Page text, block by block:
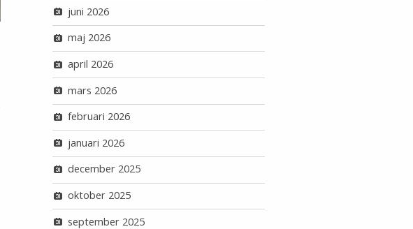
juni 2026
maj 2026
april 2026
mars 2026
februari 2026
januari 2026
december 2025
oktober 2025
september 2025